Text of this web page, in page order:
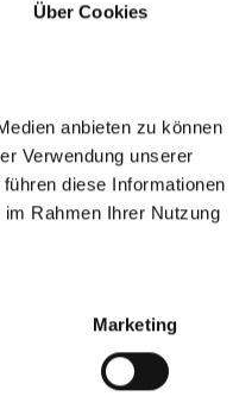
Über Cookies
anbieten zu können
Verwendung unserer
diese Informationen
Rahmen Ihrer Nutzung
Marketing
NEIN